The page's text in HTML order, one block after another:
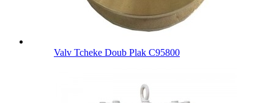
Valv Tcheke Doub Plak C95800